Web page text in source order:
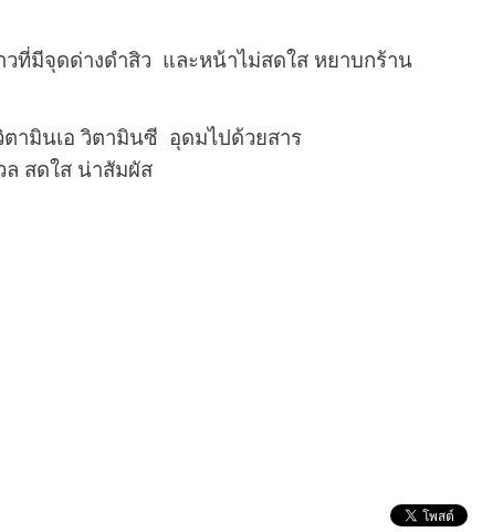
วที่มีจุดด่างดำสิว และหน้าไม่สดใส หยาบกร้าน
ามินเอ วิตามินซี อุดมไปด้วยสาร
สดใส น่าสัมผัส